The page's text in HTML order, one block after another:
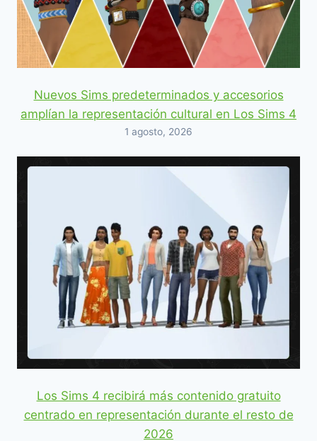
Nuevos Sims predeterminados y accesorios
amplían la representación cultural en Los Sims 4
1 agosto, 2026
Los Sims 4 recibirá más contenido gratuito
centrado en representación durante el resto de
2026